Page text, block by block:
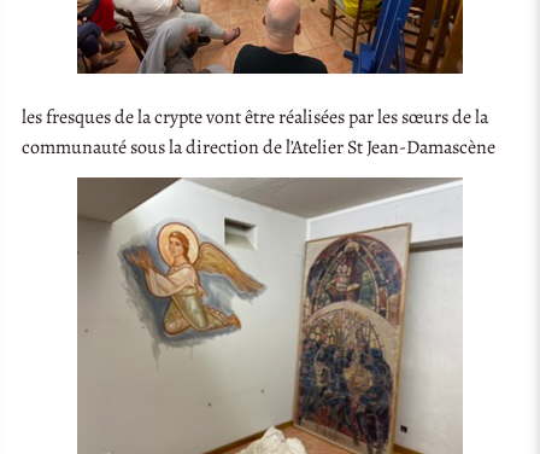
les fresques de la crypte vont être réalisées par les sœurs de la
communauté sous la direction de l’Atelier St Jean-Damascène